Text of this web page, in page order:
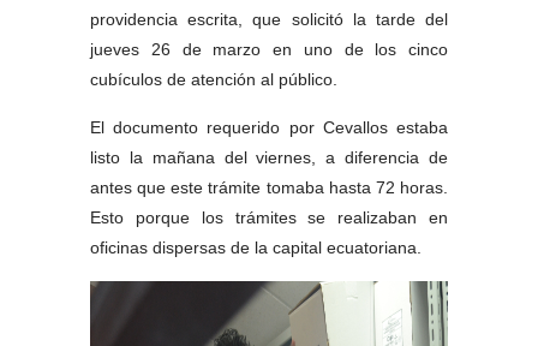
providencia escrita, que solicitó la tarde del
jueves 26 de marzo en uno de los cinco
cubículos de atención al público.
El documento requerido por Cevallos estaba
listo la mañana del viernes, a diferencia de
antes que este trámite tomaba hasta 72 horas.
Esto porque los trámites se realizaban en
oficinas dispersas de la capital ecuatoriana.